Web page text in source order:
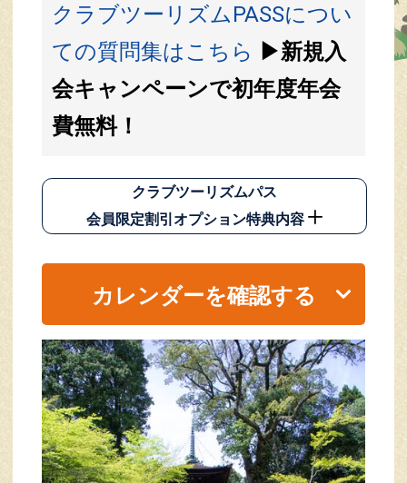
クラブツーリズムPASSについ
ての質問集はこちら ▶新規入
会キャンペーンで初年度年会
費無料！
クラブツーリズムパス
会員限定割引オプション特典内容
カレンダーを確認する